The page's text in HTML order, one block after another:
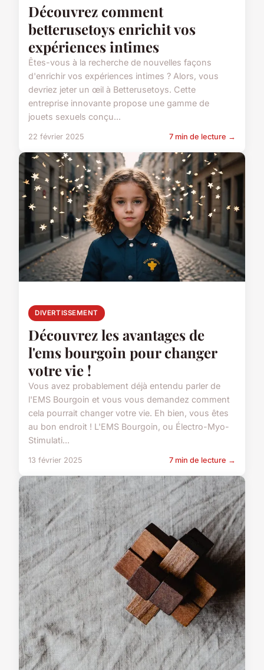
Découvrez comment
betterusetoys enrichit vos
expériences intimes
Êtes-vous à la recherche de nouvelles façons
d'enrichir vos expériences intimes ? Alors, vous
devriez jeter un œil à Betterusetoys. Cette
entreprise innovante propose une gamme de
jouets sexuels conçu...
22 février 2025 7 min de lecture →
DIVERTISSEMENT
Découvrez les avantages de
l'ems bourgoin pour changer
votre vie !
Vous avez probablement déjà entendu parler de
l'EMS Bourgoin et vous vous demandez comment
cela pourrait changer votre vie. Eh bien, vous êtes
au bon endroit ! L'EMS Bourgoin, ou Électro-Myo-
Stimulati...
13 février 2025 7 min de lecture →